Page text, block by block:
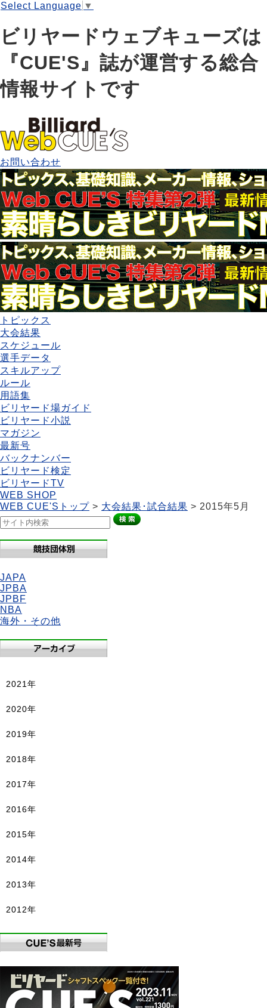
Select Language ▼
ビリヤードウェブキューズは
『CUE'S』誌が運営する総合
情報サイトです
お問い合わせ
トピックス
大会結果
スケジュール
選手データ
スキルアップ
ルール
用語集
ビリヤード場ガイド
ビリヤード小説
マガジン
最新号
バックナンバー
ビリヤード検定
ビリヤードTV
WEB SHOP
WEB CUE'Sトップ > 大会結果･試合結果 > 2015年5月
JAPA
JPBA
JPBF
NBA
海外・その他
2021年
2020年
2019年
2018年
2017年
2016年
2015年
2014年
2013年
2012年